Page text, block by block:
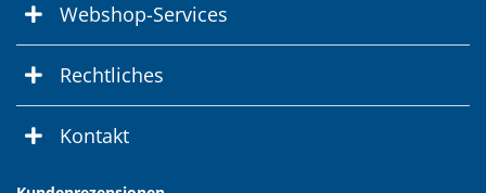
Webshop-Services
Rechtliches
Kontakt